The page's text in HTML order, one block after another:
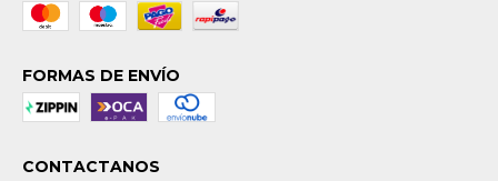
FORMAS DE ENVÍO
CONTACTANOS